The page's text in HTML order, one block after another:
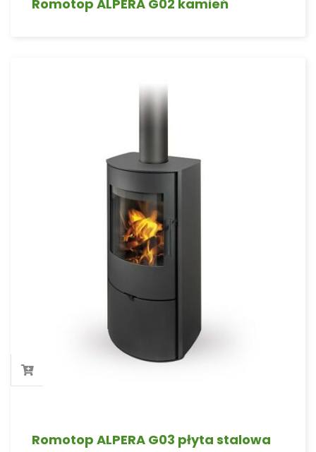
Romotop ALPERA G02 kamień
Romotop ALPERA G03 płyta stalowa